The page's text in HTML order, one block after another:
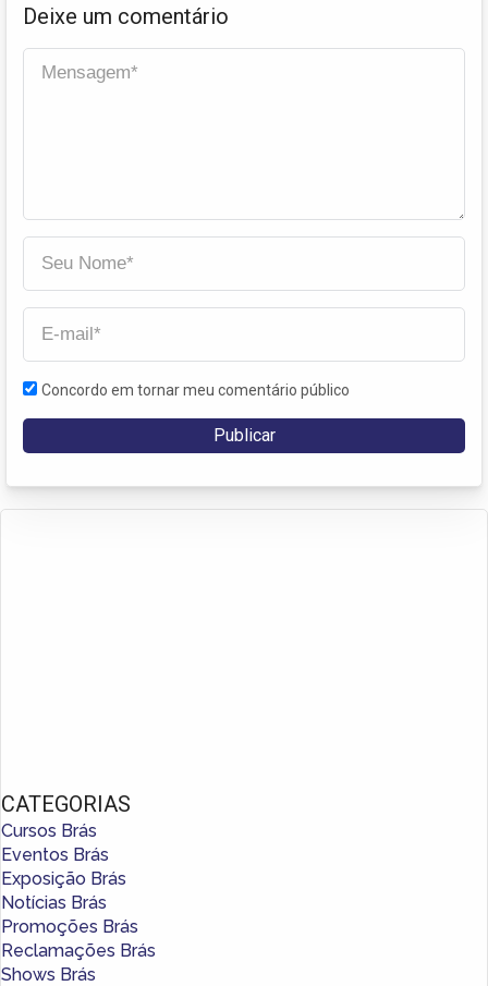
Deixe um comentário
Concordo em tornar meu comentário público
CATEGORIAS
Cursos Brás
Eventos Brás
Exposição Brás
Notícias Brás
Promoções Brás
Reclamações Brás
Shows Brás